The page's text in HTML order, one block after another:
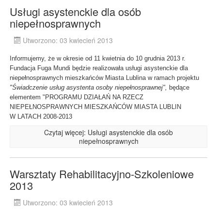
Usługi asystenckie dla osób
niepełnosprawnych
Utworzono: 03 kwiecień 2013
Informujemy, że w okresie od 11 kwietnia do 10 grudnia 2013 r.
Fundacja Fuga Mundi będzie realizowała usługi asystenckie dla
niepełnosprawnych mieszkańców Miasta Lublina w ramach projektu
"Świadczenie usług asystenta osoby niepełnosprawnej", będące
elementem "PROGRAMU DZIAŁAŃ NA RZECZ
NIEPEŁNOSPRAWNYCH MIESZKAŃCÓW MIASTA LUBLIN
W LATACH 2008-2013
Czytaj więcej: Usługi asystenckie dla osób
niepełnosprawnych
Warsztaty Rehabilitacyjno-Szkoleniowe
2013
Utworzono: 03 kwiecień 2013